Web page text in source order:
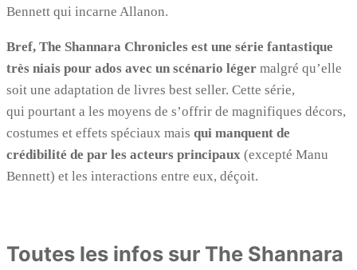
Bennett qui incarne Allanon.
Bref, The Shannara Chronicles est une série fantastique
très niais pour ados avec un scénario léger malgré qu’elle
soit une adaptation de livres best seller. Cette série,
qui pourtant a les moyens de s’offrir de magnifiques décors,
costumes et effets spéciaux mais qui manquent de
crédibilité de par les acteurs principaux (excepté Manu
Bennett) et les interactions entre eux, déçoit.
Toutes les infos sur The Shannara